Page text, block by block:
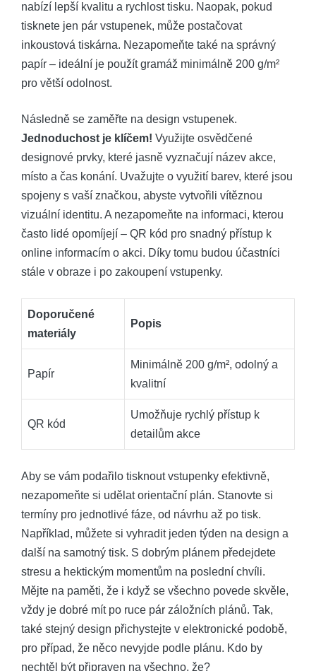
nabízí lepší kvalitu a rychlost tisku. Naopak, pokud
tisknete jen pár vstupenek, může postačovat
inkoustová tiskárna. Nezapomeňte také na správný
papír – ideální je použít gramáž minimálně 200 g/m²
pro větší odolnost.
Následně se zaměřte na design vstupenek.
Jednoduchost je klíčem! Využijte osvědčené
designové prvky, které jasně vyznačují název akce,
místo a čas konání. Uvažujte o využití barev, které jsou
spojeny s vaší značkou, abyste vytvořili vítěznou
vizuální identitu. A nezapomeňte na informaci, kterou
často lidé opomíjejí – QR kód pro snadný přístup k
online informacím o akci. Díky tomu budou účastníci
stále v obraze i po zakoupení vstupenky.
Doporučené
materiály
Popis
Papír
Minimálně 200 g/m², odolný a
kvalitní
QR kód
Umožňuje rychlý přístup k
detailům akce
Aby se vám podařilo tisknout vstupenky efektivně,
nezapomeňte si udělat orientační plán. Stanovte si
termíny pro jednotlivé fáze, od návrhu až po tisk.
Například, můžete si vyhradit jeden týden na design a
další na samotný tisk. S dobrým plánem předejdete
stresu a hektickým momentům na poslední chvíli.
Mějte na paměti, že i když se všechno povede skvěle,
vždy je dobré mít po ruce pár záložních plánů. Tak,
také stejný design přichystejte v elektronické podobě,
pro případ, že něco nevyjde podle plánu. Kdo by
nechtěl být připraven na všechno, že?